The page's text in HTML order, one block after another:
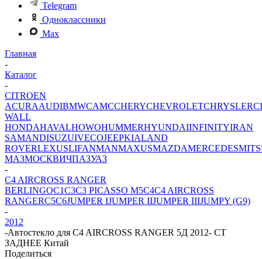
Telegram
Одноклассники
Max
Главная
-
Каталог
-
CITROEN
ACURAAUDIBMWCAMCCHERYCHEVROLETCHRYSLER
WALL
HONDAHAVALHOWOHUMMERHYUNDAIINFINITYIRAN
SAMANDISUZUIVECOJEEPKIALAND
ROVERLEXUSLIFANMANMAXUSMAZDAMERCEDES
МАЗМОСКВИЧПАЗУАЗ
-
C4 AIRCROSS RANGER
BERLINGOC1C3C3 PICASSO M5C4C4 AIRCROSS
RANGERC5C6JUMPER IJUMPER IIJUMPER IIIJUMPY (G9)
-
2012
-Автостекло для C4 AIRCROSS RANGER 5Д 2012- СТ
ЗАДНЕЕ Китай
Поделиться